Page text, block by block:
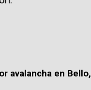
avalancha en Bello,